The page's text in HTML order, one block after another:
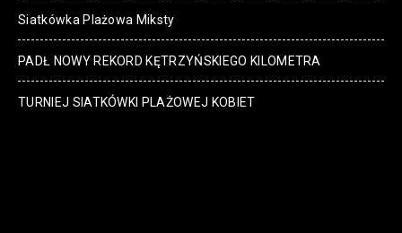
Siatkówka Plażowa Miksty
PADŁ NOWY REKORD KĘTRZYŃSKIEGO KILOMETRA
TURNIEJ SIATKÓWKI PLAŻOWEJ KOBIET